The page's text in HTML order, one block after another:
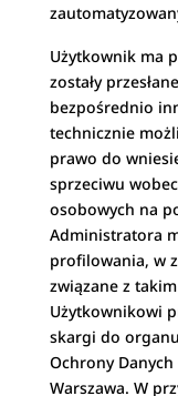
Użytkownik ma
zostały
bezpośrednio
technicznie
prawo do
sprzeciwu
osobowych na
Administratora
profilowania, w
związane z
Użytkownikowi
skargi do
Ochrony
Warszawa. W